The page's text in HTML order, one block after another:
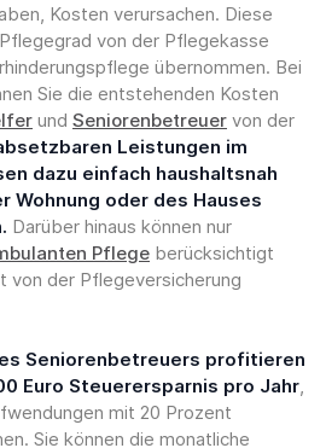
Kosten verursachen. Diese
von der Pflegekasse
übernommen. Bei
Sie die entstehenden Kosten
und Seniorenbetreuer von der
Leistungen im
dazu einfach haushaltsnah
Wohnung oder des Hauses
Darüber hinaus können nur
Pflege berücksichtigt
von der Pflegeversicherung
Seniorenbetreuers profitieren
Euro Steuerersparnis pro Jahr
mit 20 Prozent
Sie können die monatliche